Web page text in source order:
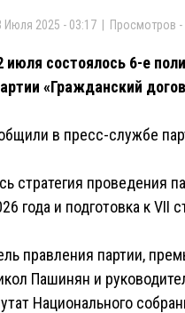
Июля 2025 - 03:17 | Просмотров -
июля состоялось 6-е
«Гражданский
в пресс-службе
стратегия проведения
года и подготовка к VII
правления партии,
Пашинян и
Национального